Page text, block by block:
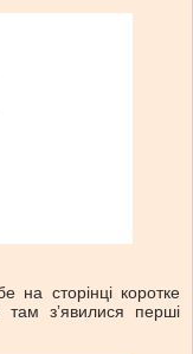
на сторінці коротке
зʼявилися перші